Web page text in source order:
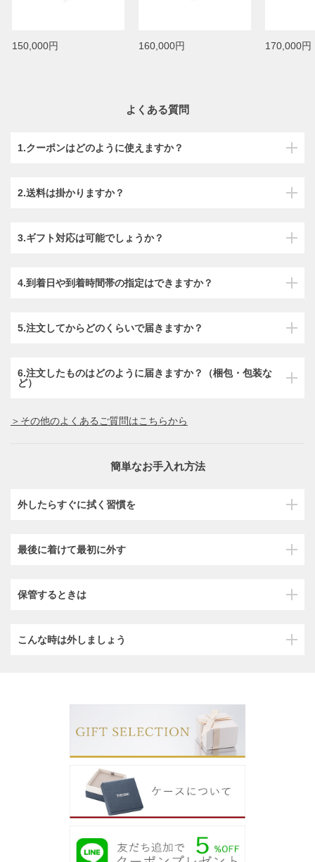
150,000円 160,000円 170,000円
よくある質問
1.クーポンはどのように使えますか？
2.送料は掛かりますか？
3.ギフト対応は可能でしょうか？
4.到着日や到着時間帯の指定はできますか？
5.注文してからどのくらいで届きますか？
6.注文したものはどのように届きますか？（梱包・包装な
ど）
＞その他のよくあるご質問はこちらから
簡単なお手入れ方法
外したらすぐに拭く習慣を
最後に着けて最初に外す
保管するときは
こんな時は外しましょう